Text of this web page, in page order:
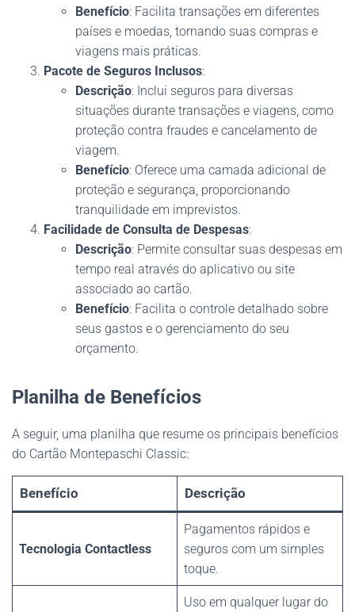
Benefício: Facilita transações em diferentes
países e moedas, tornando suas compras e
viagens mais práticas.
Pacote de Seguros Inclusos:
Descrição: Inclui seguros para diversas
situações durante transações e viagens, como
proteção contra fraudes e cancelamento de
viagem.
Benefício: Oferece uma camada adicional de
proteção e segurança, proporcionando
tranquilidade em imprevistos.
Facilidade de Consulta de Despesas:
Descrição: Permite consultar suas despesas em
tempo real através do aplicativo ou site
associado ao cartão.
Benefício: Facilita o controle detalhado sobre
seus gastos e o gerenciamento do seu
orçamento.
Planilha de Benefícios
A seguir, uma planilha que resume os principais benefícios
do Cartão Montepaschi Classic:
Benefício Descrição
Tecnologia Contactless
Pagamentos rápidos e
seguros com um simples
toque.
Uso em qualquer lugar do